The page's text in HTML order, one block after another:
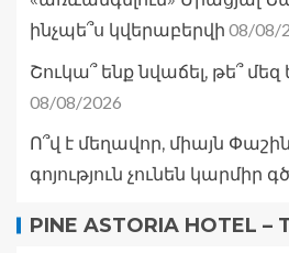
ինչպե՞ս կվերաբերվի 08/08/
Շուկա՞ ենք նվաճել, թե՞ մեզ
08/08/2026
Ո՞վ է մեղավոր, միայն
գոյություն չունեն կարմիր
PINE ASTORIA HOTEL –